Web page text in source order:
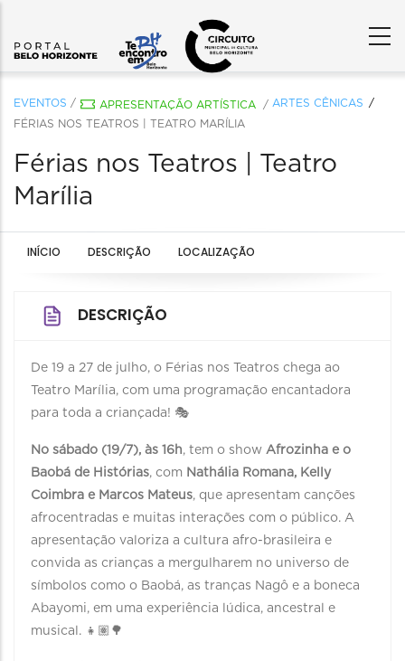
EVENTOS / APRESENTAÇÃO ARTÍSTICA / ARTES CÊNICAS
FÉRIAS NOS TEATROS | TEATRO MARÍLIA
Férias nos Teatros | Teatro
Marília
INÍCIO DESCRIÇÃO LOCALIZAÇÃO
DESCRIÇÃO
De 19 a 27 de julho, o Férias nos Teatros chega ao
Teatro Marília, com uma programação encantadora
para toda a criançada! 🎭
No sábado (19/7), às 16h, tem o show Afrozinha e o
Baobá de Histórias, com Nathália Romana, Kelly
Coimbra e Marcos Mateus, que apresentam canções
afrocentradas e muitas interações com o público. A
apresentação valoriza a cultura afro-brasileira e
convida as crianças a mergulharem no universo de
símbolos como o Baobá, as tranças Nagô e a boneca
Abayomi, em uma experiência lúdica, ancestral e
musical. 👧🏽🌳